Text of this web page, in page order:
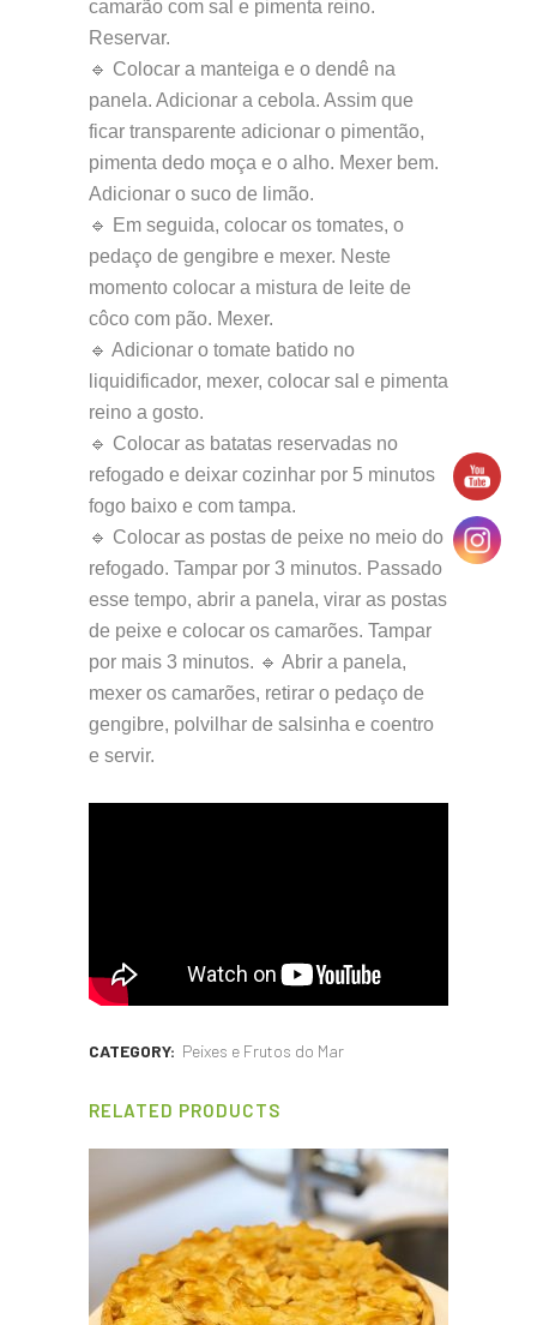
camarão com sal e pimenta reino.
Reservar.
🔹 Colocar a manteiga e o dendê na
panela. Adicionar a cebola. Assim que
ficar transparente adicionar o pimentão,
pimenta dedo moça e o alho. Mexer bem.
Adicionar o suco de limão.
🔹 Em seguida, colocar os tomates, o
pedaço de gengibre e mexer. Neste
momento colocar a mistura de leite de
côco com pão. Mexer.
🔹 Adicionar o tomate batido no
liquidificador, mexer, colocar sal e pimenta
reino a gosto.
🔹 Colocar as batatas reservadas no
refogado e deixar cozinhar por 5 minutos
fogo baixo e com tampa.
🔹 Colocar as postas de peixe no meio do
refogado. Tampar por 3 minutos. Passado
esse tempo, abrir a panela, virar as postas
de peixe e colocar os camarões. Tampar
por mais 3 minutos. 🔹 Abrir a panela,
mexer os camarões, retirar o pedaço de
gengibre, polvilhar de salsinha e coentro
e servir.
CATEGORY: Peixes e Frutos do Mar
RELATED PRODUCTS